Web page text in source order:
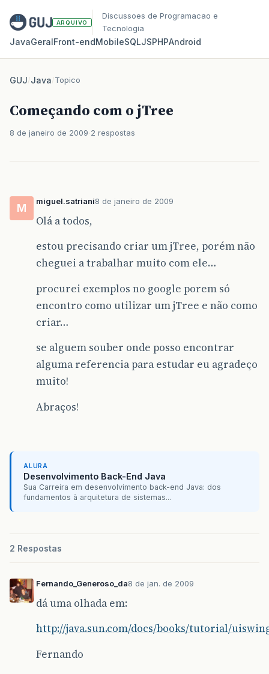
ARQUIVO
Discussoes de Programacao e
Tecnologia
JavaGeralFront‑endMobileSQLJSPHPAndroid
GUJ/Java/Topico
Começando com o jTree
8 de janeiro de 2009 2 respostas
M
miguel.satriani8 de janeiro de 2009
Olá a todos,
estou precisando criar um jTree, porém não
cheguei a trabalhar muito com ele…
procurei exemplos no google porem só
encontro como utilizar um jTree e não como
criar…
se alguem souber onde posso encontrar
alguma referencia para estudar eu agradeço
muito!
Abraços!
ALURA
Desenvolvimento Back-End Java
Sua Carreira em desenvolvimento back-end Java: dos
fundamentos à arquitetura de sistemas...
2 Respostas
Fernando_Generoso_da8 de jan. de 2009
dá uma olhada em:
http://java.sun.com/docs/books/tutorial/
Fernando